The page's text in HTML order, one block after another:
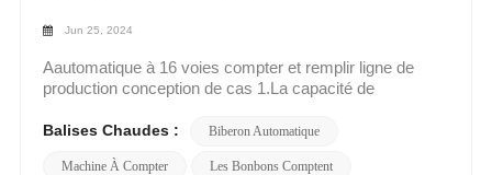
Jun 25, 2024
Aautomatique à 16 voies compter et remplir ligne de
production conception de cas 1.La capacité de
de capsules).entre 500 000 et 1 000 000 gélules par jour
(taille, modèle) utilisée.Différentes tailles de capsules
Balises Chaudes : Biberon Automatique
Machine À Compter Les Bonbons Comptent